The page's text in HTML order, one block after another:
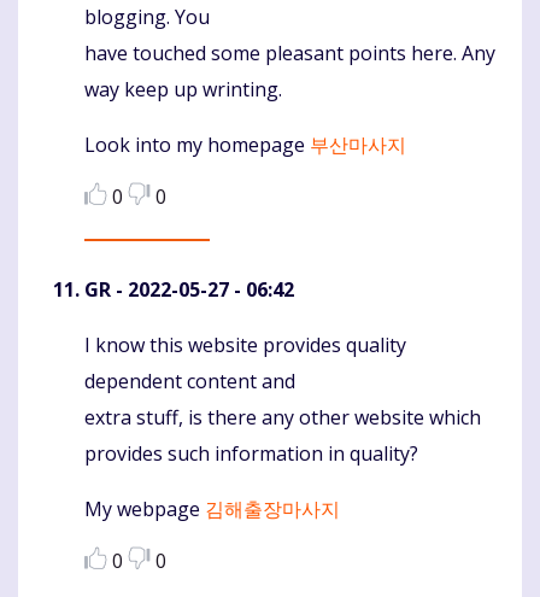
blogging. You
have touched some pleasant points here. Any
way keep up wrinting.
Look into my homepage 부산마사지
0
0
GR - 2022-05-27 - 06:42
Komentaras
I know this website provides quality
dependent content and
extra stuff, is there any other website which
provides such information in quality?
My webpage 김해출장마사지
0
0